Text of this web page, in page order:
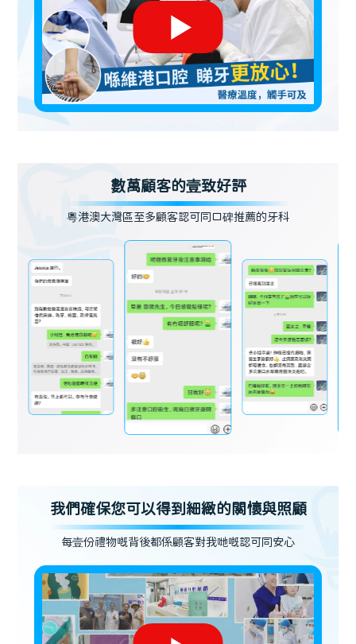
數萬顧客的壹致好評
粵港澳大灣區至多顧客認可同口碑推薦的牙科
我們確保您可以得到細緻的關懷與照顧
每壹份禮物嘅背後都係顧客對我哋嘅認可同安心